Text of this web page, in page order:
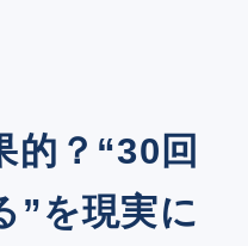
的？“30回
”を現実に